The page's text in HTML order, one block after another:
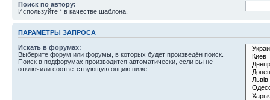
Поиск по автору:
Используйте * в качестве шаблона.
ПАРАМЕТРЫ ЗАПРОСА
Искать в форумах:
Выберите форум или форумы, в которых будет произведён поиск.
Поиск в подфорумах производится автоматически, если вы не
отключили соответствующую опцию ниже.